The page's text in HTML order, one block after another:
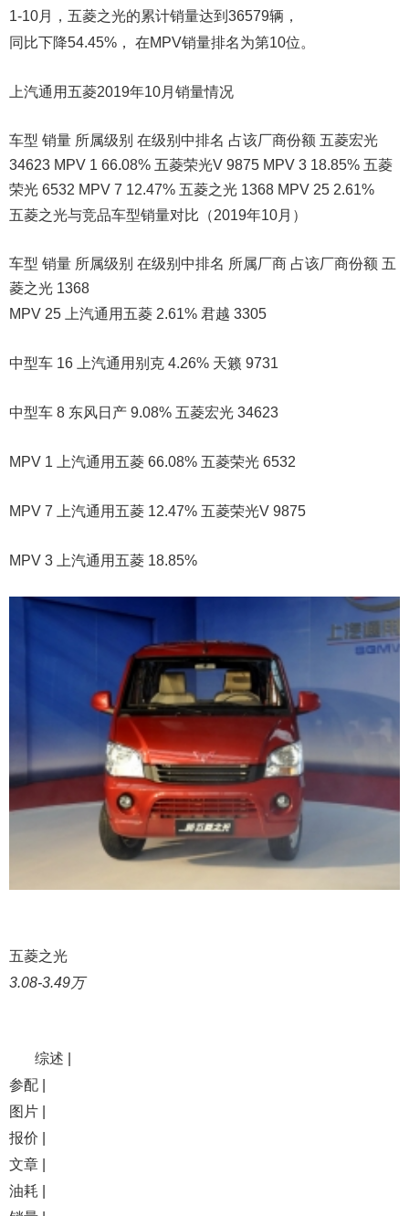
1-10月，五菱之光的累计销量达到36579辆，
同比下降54.45%， 在MPV销量排名为第10位。
上汽通用五菱2019年10月销量情况
车型 销量 所属级别 在级别中排名 占该厂商份额 五菱宏光
34623 MPV 1 66.08% 五菱荣光V 9875 MPV 3 18.85% 五菱
荣光 6532 MPV 7 12.47% 五菱之光 1368 MPV 25 2.61%
五菱之光与竞品车型销量对比（2019年10月）
车型 销量 所属级别 在级别中排名 所属厂商 占该厂商份额 五
菱之光 1368
MPV 25 上汽通用五菱 2.61% 君越 3305
中型车 16 上汽通用别克 4.26% 天籁 9731
中型车 8 东风日产 9.08% 五菱宏光 34623
MPV 1 上汽通用五菱 66.08% 五菱荣光 6532
MPV 7 上汽通用五菱 12.47% 五菱荣光V 9875
MPV 3 上汽通用五菱 18.85%
五菱之光
3.08-3.49万
综述 |
参配 |
图片 |
报价 |
文章 |
油耗 |